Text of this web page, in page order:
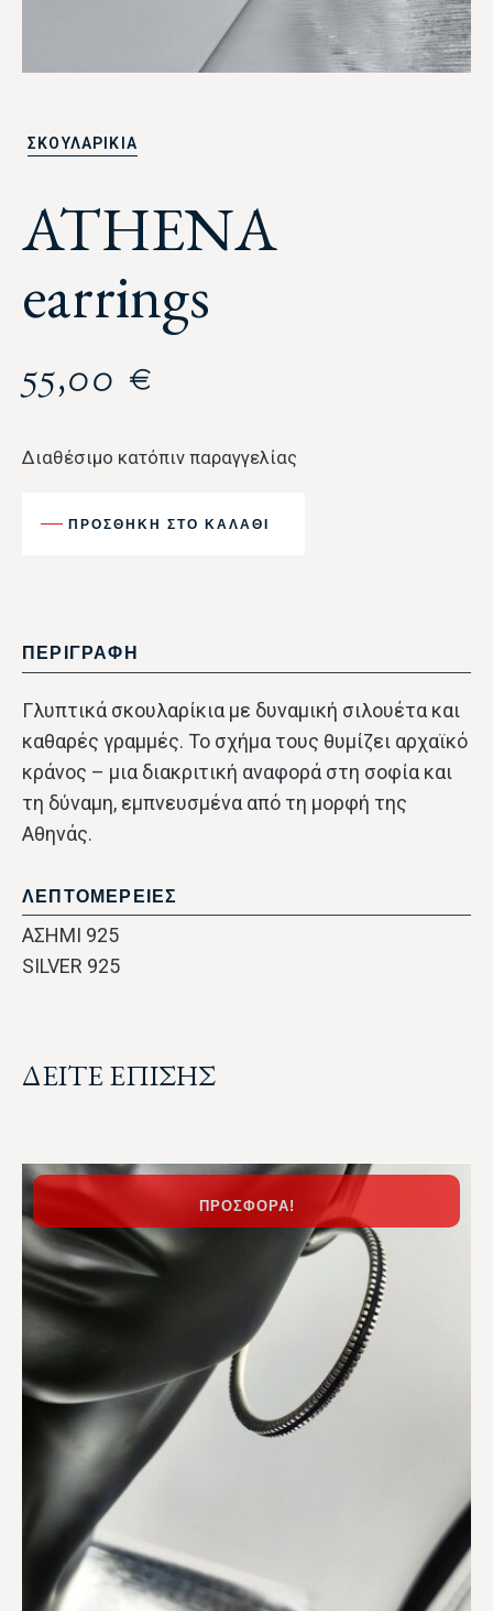
ΣΚΟΥΛΑΡΙΚΙΑ
ATHENA
earrings
55,00 €
Διαθέσιμο κατόπιν παραγγελίας
ΠΡΟΣΘΉΚΗ ΣΤΟ ΚΑΛΆΘΙ
ΠΕΡΙΓΡΑΦΗ
Γλυπτικά σκουλαρίκια με δυναμική σιλουέτα και
καθαρές γραμμές. Το σχήμα τους θυμίζει αρχαϊκό
κράνος – μια διακριτική αναφορά στη σοφία και
τη δύναμη, εμπνευσμένα από τη μορφή της
Αθηνάς.
ΛΕΠΤΟΜΕΡΕΙΕΣ
ΑΣΗΜΙ 925
SILVER 925
ΔΕΙΤΕ ΕΠΙΣΗΣ
ΠΡΟΣΦΟΡΆ!